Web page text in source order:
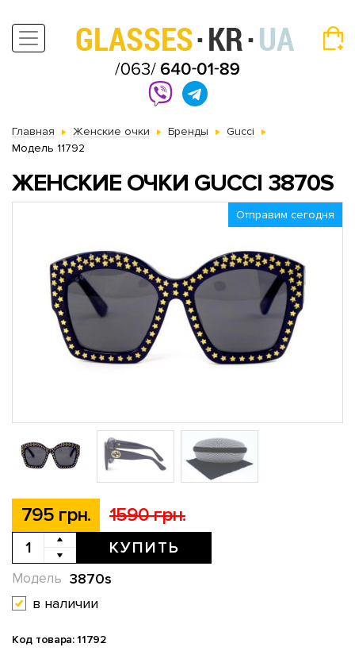
Главная Женские очки Бренды
Gucci
Модель 11792
ЖЕНСКИЕ ОЧКИ GUCCI 3870S
Отправим сегодня
795 грн. 1590 грн.
КУПИТЬ
3870s
Модель
в наличии
Код товара: 11792